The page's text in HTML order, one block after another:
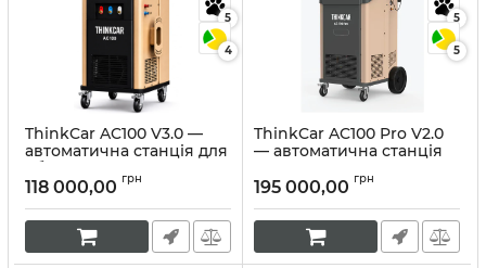
5
4
ThinkCar AC100 V3.0 —
автоматична станція для
обслуговування
автокондиціонерів
Артикул:10418
118 000,00 грн
5
5
ThinkCar AC100 Pro V2.0
— автоматична станція
автокондиціонерів
Артикул:10392
195 000,00 грн